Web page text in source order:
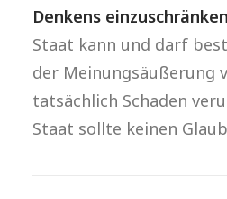
Denkens einzuschränken
Staat kann und darf
der Meinungsäußerung
tatsächlich Schaden
Staat sollte keinen